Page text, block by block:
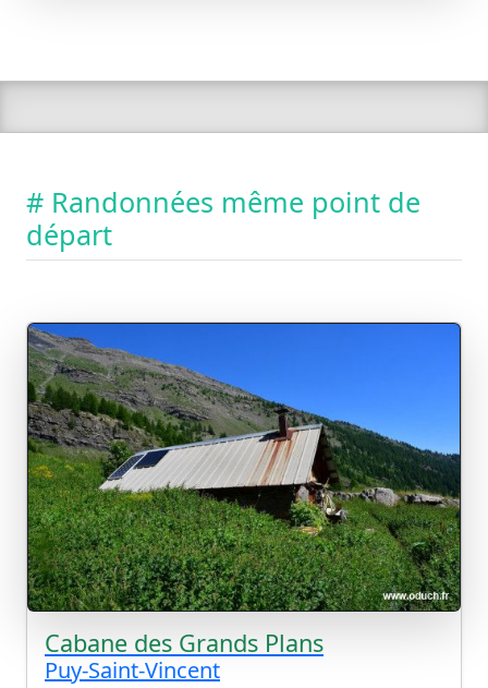
# Randonnées même point de
départ
Cabane des Grands Plans
Puy-Saint-Vincent